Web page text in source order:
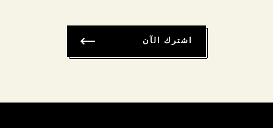
اشترك الآن